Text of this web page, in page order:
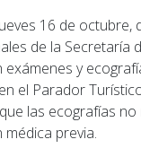
16 de octubre,
de la Secretaría
exámenes y
el Parador
las ecografías no
médica previa.